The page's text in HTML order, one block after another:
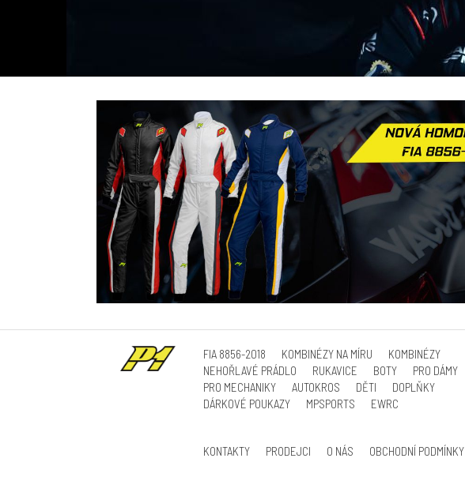
FIA 8856-2018 KOMBINÉZY NA MÍRU
KOMBINÉZY
NEHOŘLAVÉ PRÁDLO
RUKAVICE BOTY
PRO DÁMY
PRO MECHANIKY
AUTOKROS DĚTI
DOPLŇKY
DÁRKOVÉ POUKAZY
MPSPORTS EWRC
KONTAKTY PRODEJCI O NÁS OBCHODNÍ PODMÍNKY